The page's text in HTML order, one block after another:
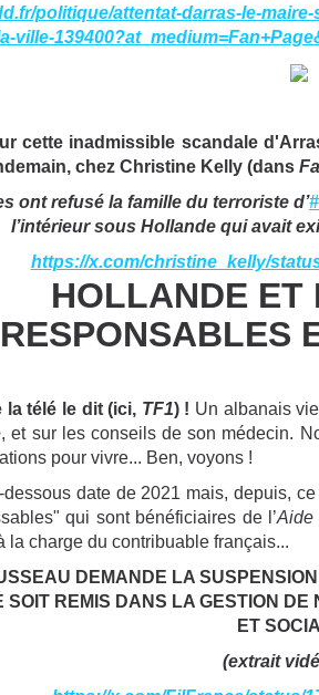
politique/attentat-darras-le-
ville-
cette inadmissible scandale
chez Christine Kelly (dans
ont refusé la famille du terroriste d’
l’intérieur sous Hollande qui avait
https://x.com/christine_kelly/
HOLLANDE ET
RESPONSABLES
la télé le dit (ici, TF1) ! Un albanais
, et sur les conseils de son médecin.
pour vivre... Ben, voyons !
dessous date de 2021 mais, depuis,
qui sont bénéficiaires de l’Aide
la charge du contribuable français...
DEMANDE LA
SOIT REMIS DANS LA GESTION
ET
(extrait